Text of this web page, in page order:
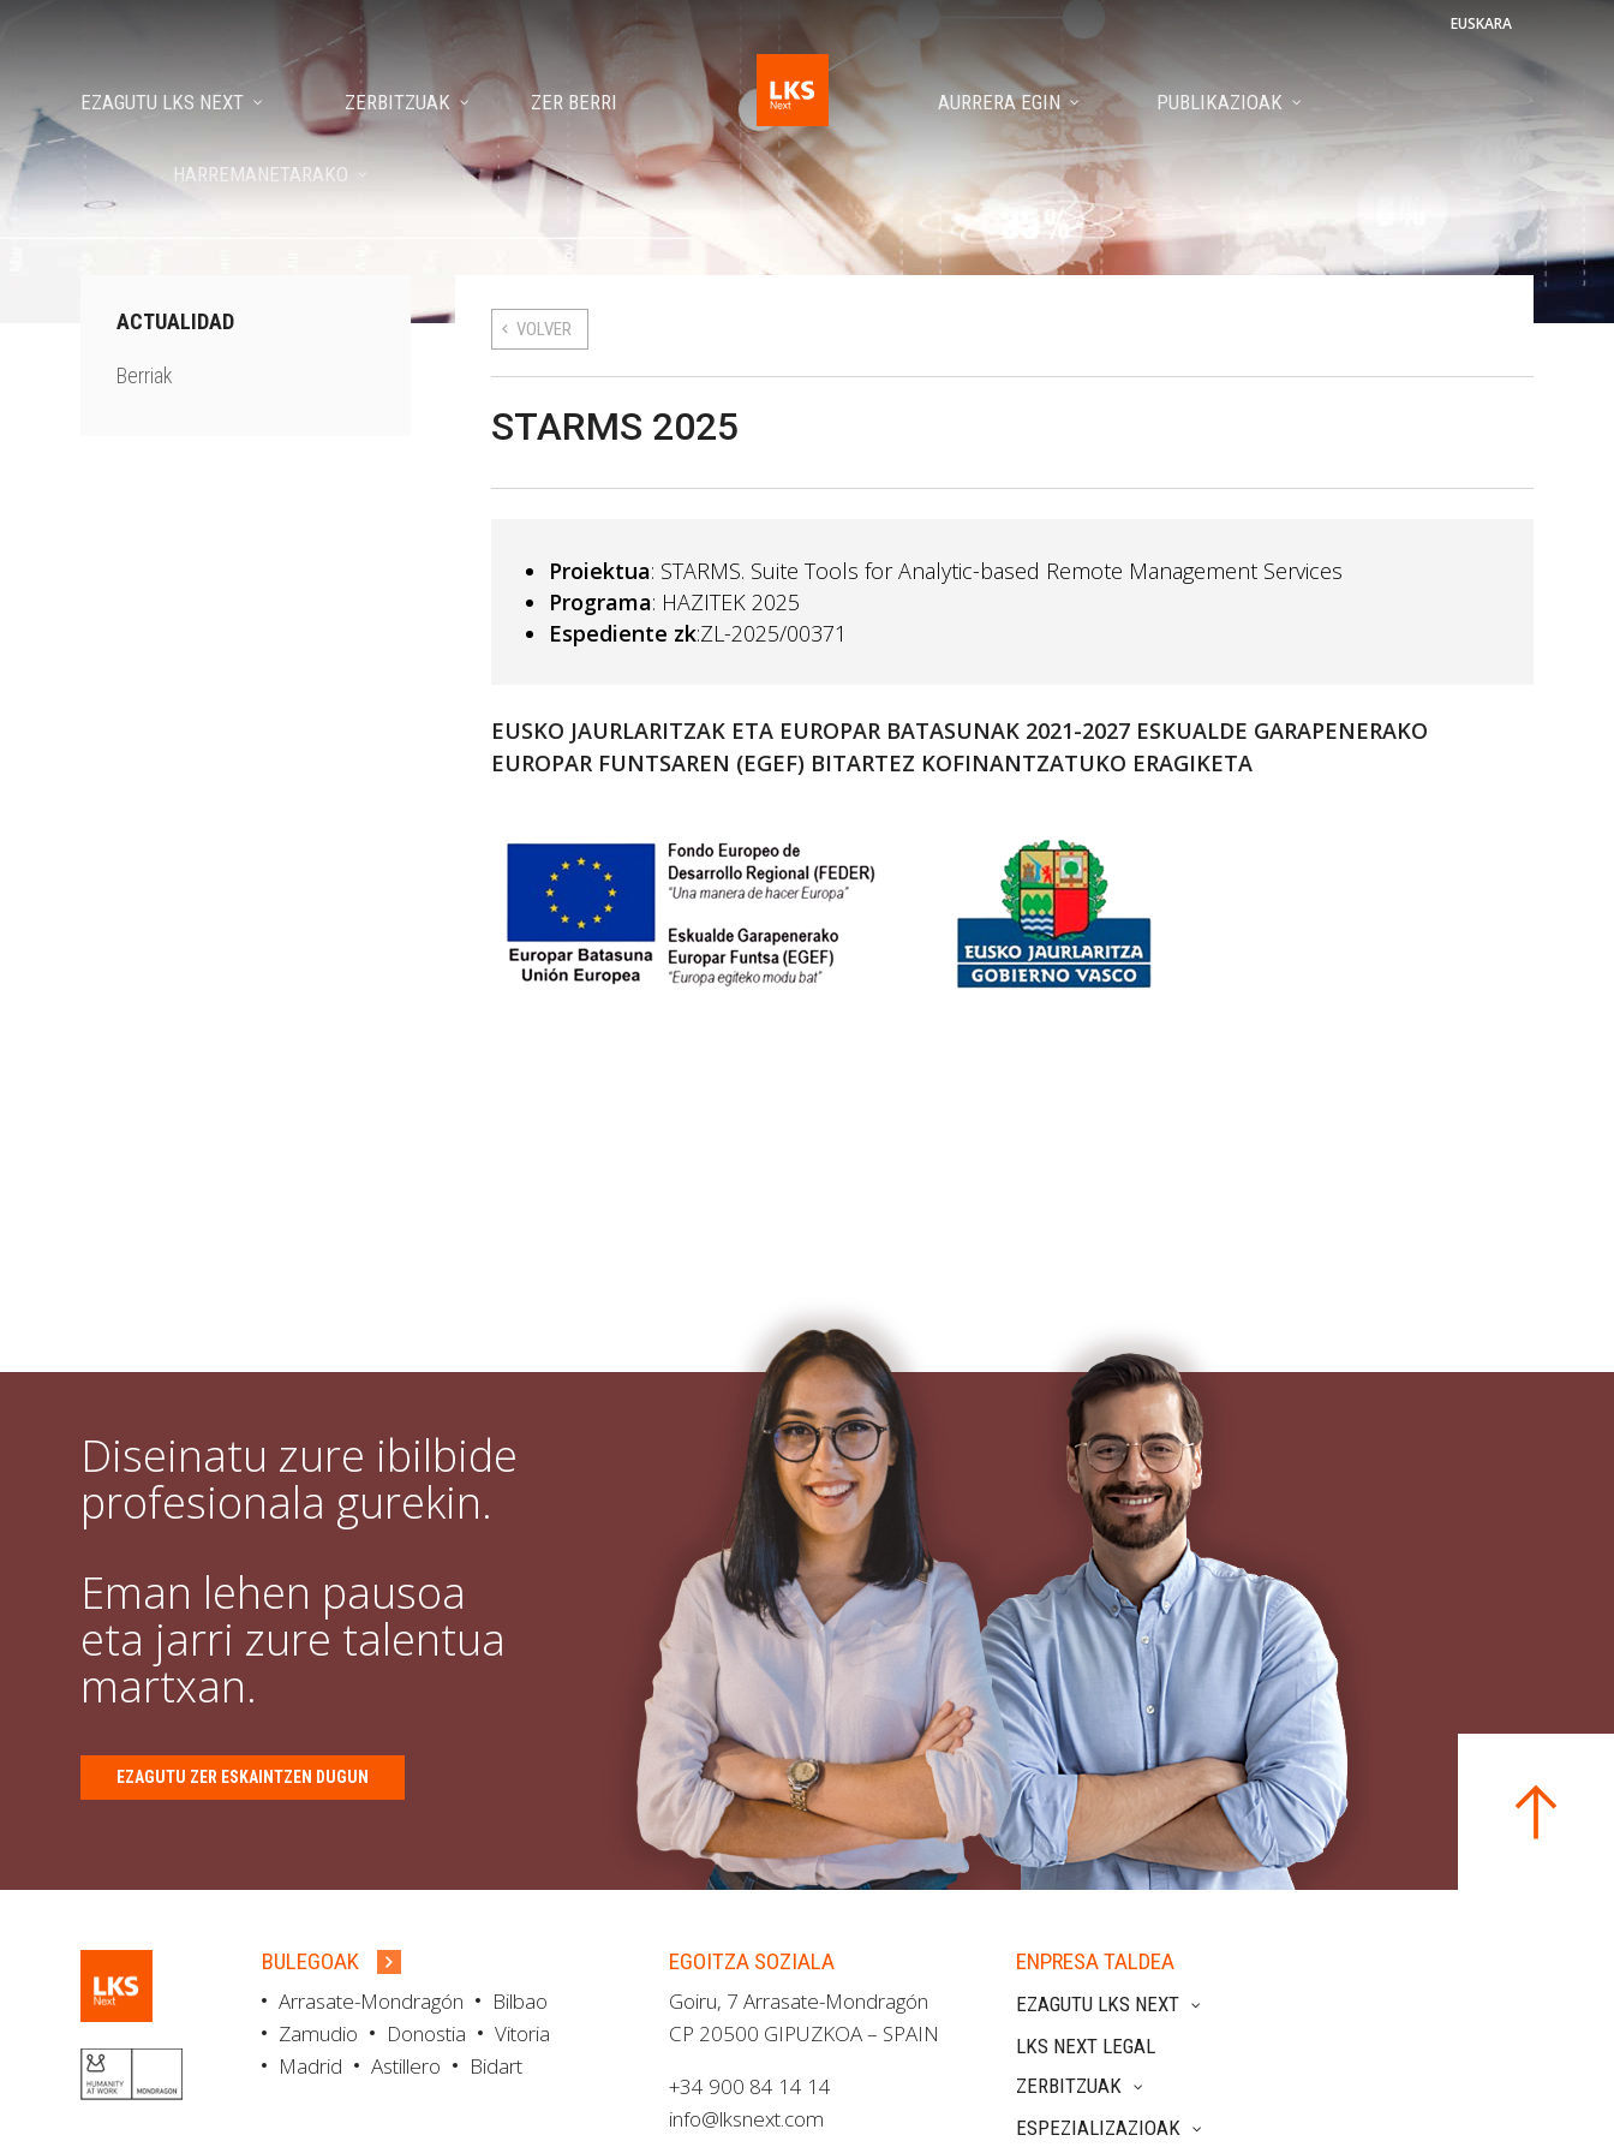
EUSKARA
EZAGUTU LKS NEXT ZERBITZUAK ZER BERRI AURRERA EGIN PUBLIKAZIOAK
HARREMANETARAKO
VOLVER
STARMS 2025
Proiektua: STARMS. Suite Tools for Analytic-based Remote Management Services
Programa: HAZITEK 2025
Espediente zk:ZL-2025/00371
EUSKO JAURLARITZAK ETA EUROPAR BATASUNAK 2021-2027 ESKUALDE GARAPENERAKO
EUROPAR FUNTSAREN (EGEF) BITARTEZ KOFINANTZATUKO ERAGIKETA
ACTUALIDAD
Berriak
Diseinatu zure ibilbide
profesionala gurekin.
Eman lehen pausoa
eta jarri zure talentua
martxan.
EZAGUTU ZER ESKAINTZEN DUGUN
BULEGOAK
Arrasate-Mondragón
Bilbao
Zamudio
Donostia
Vitoria
Madrid
Astillero Bidart
EGOITZA SOZIALA
Goiru, 7 Arrasate-Mondragón
CP 20500 GIPUZKOA – SPAIN
+34 900 84 14 14
info@lksnext.com
ENPRESA TALDEA
EZAGUTU LKS NEXT
LKS NEXT LEGAL
ZERBITZUAK
ESPEZIALIZAZIOAK